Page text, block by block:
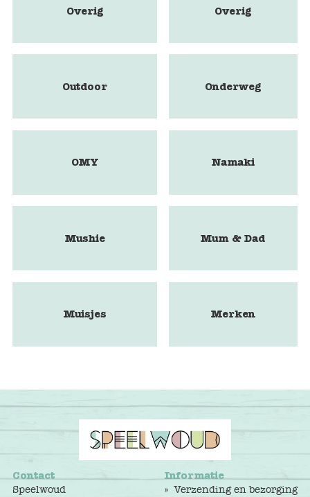
Overig Overig
Outdoor Onderweg
OMY Namaki
Mushie Mum & Dad
Muisjes Merken
Contact
Speelwoud
Informatie
Verzending en bezorging